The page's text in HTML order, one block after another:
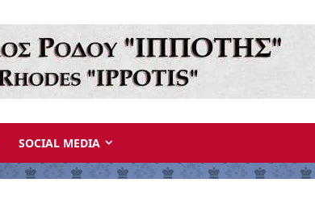
SOCIAL MEDIA